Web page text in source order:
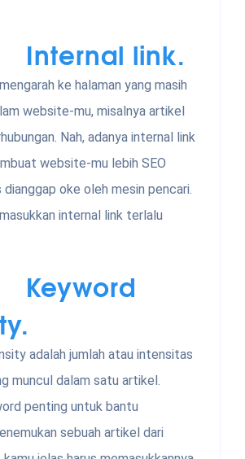
link.
ke halaman yang masih
website-mu, misalnya artikel
Nah, adanya internal link
website-mu lebih SEO
oke oleh mesin pencari.
internal link terlalu
adalah jumlah atau intensitas
muncul dalam satu artikel.
penting untuk bantu
sebuah artikel dari